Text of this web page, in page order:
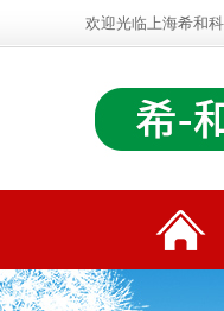
欢迎光临上海希和